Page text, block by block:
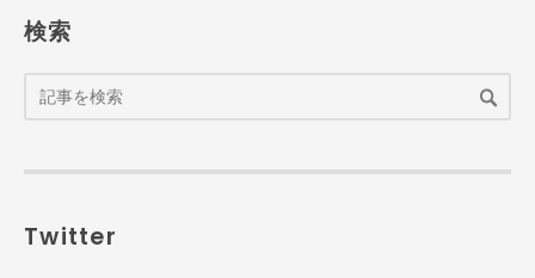
検索
Twitter